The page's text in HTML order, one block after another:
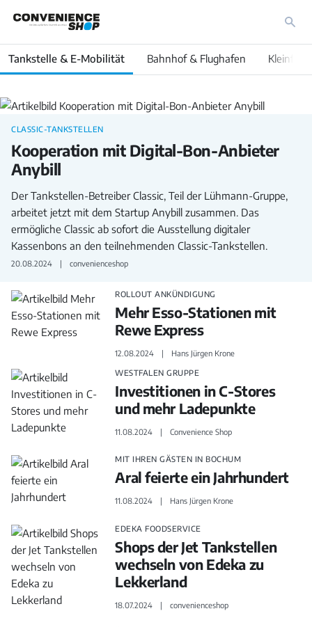
Tankstelle & E-Mobilität Bahnhof & Flughafen
Tankstellen
und
E-
Mobilität
CLASSIC-TANKSTELLEN
Kooperation mit Digital-Bon-Anbieter
Anybill
Der Tankstellen-Betreiber Classic, Teil der Lühmann-Gruppe,
arbeitet jetzt mit dem Startup Anybill zusammen. Das
ermögliche Classic ab sofort die Ausstellung digitaler
Kassenbons an den teilnehmenden Classic-Tankstellen.
20.08.2024 convenienceshop
ROLLOUT ANKÜNDIGUNG
Mehr Esso-Stationen mit
Rewe Express
12.08.2024
Hans Jürgen Krone
WESTFALEN GRUPPE
Investitionen in C-Stores
und mehr Ladepunkte
11.08.2024 Convenience Shop
MIT IHREN GÄSTEN IN BOCHUM
Aral feierte ein Jahrhundert
11.08.2024 Hans Jürgen Krone
EDEKA FOODSERVICE
Shops der Jet Tankstellen
wechseln von Edeka zu
Lekkerland
18.07.2024 convenienceshop